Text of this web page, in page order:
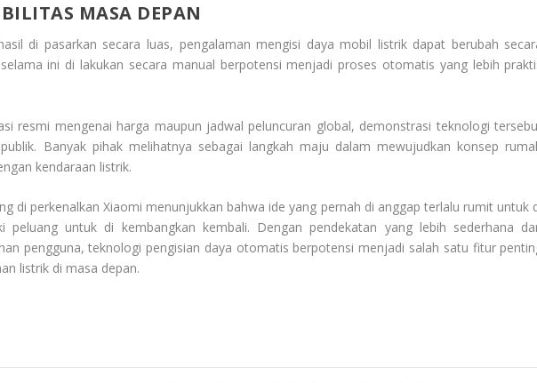
MASA DEPAN
di pasarkan secara luas, pengalaman mengisi daya mobil listrik dapat berubah
ini di lakukan secara manual berpotensi menjadi proses otomatis yang lebih
resmi mengenai harga maupun jadwal peluncuran global, demonstrasi teknologi
Banyak pihak melihatnya sebagai langkah maju dalam mewujudkan konsep
kendaraan listrik.
di perkenalkan Xiaomi menunjukkan bahwa ide yang pernah di anggap terlalu rumit untuk
peluang untuk di kembangkan kembali. Dengan pendekatan yang lebih sederhana
pengguna, teknologi pengisian daya otomatis berpotensi menjadi salah satu fitur
listrik di masa depan.